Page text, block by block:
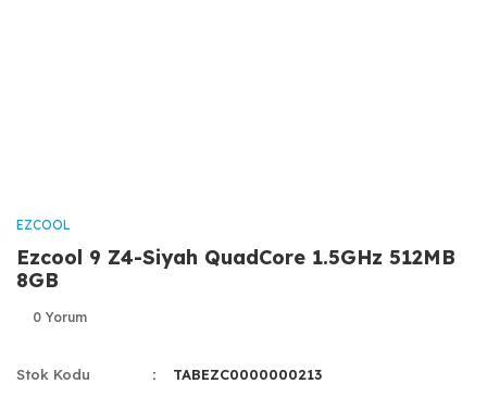
EZCOOL
Ezcool 9 Z4-Siyah QuadCore 1.5GHz 512MB
8GB
0 Yorum
Stok Kodu TABEZC0000000213